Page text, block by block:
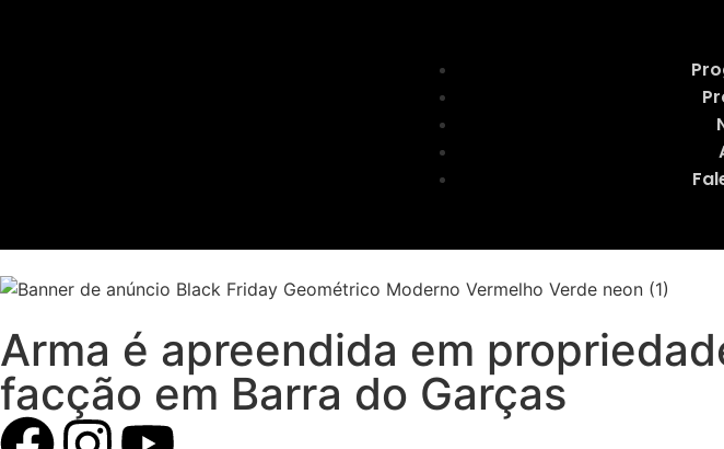
Arma é apreendida em
facção em Barra do Garças